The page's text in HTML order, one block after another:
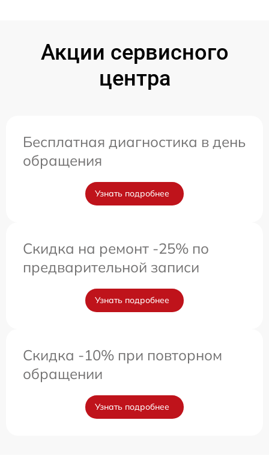
Акции сервисного
центра
Бесплатная диагностика в день
обращения
Узнать подробнее
Скидка на ремонт -25% по
предварительной записи
Узнать подробнее
Скидка -10% при повторном
обращении
Узнать подробнее